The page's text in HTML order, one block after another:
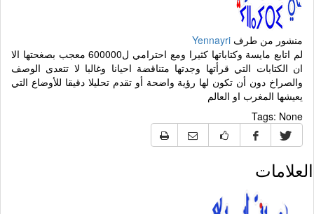
منشور من طرف Yennayri
لم اتابع مايسة وكتاباتها كثيرا ومع احترامي ل600000 معجب بصغحتها الا
ان الكتابات التي قرأتها وجدتها متناقضة احيانا وغالبا لا تتعدى الوصف
والصراخ دون أن تكون لها رؤية واضحة أو تقدم تحليلا دقيقا للأوضاع التي
يعيشها المغرب او العالم
Tags: None
العلامات